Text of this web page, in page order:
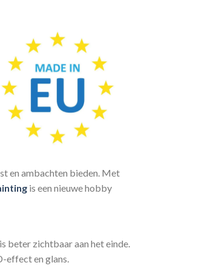
en ambachten bieden. Met
is een nieuwe hobby
beter zichtbaar aan het einde.
effect en glans.